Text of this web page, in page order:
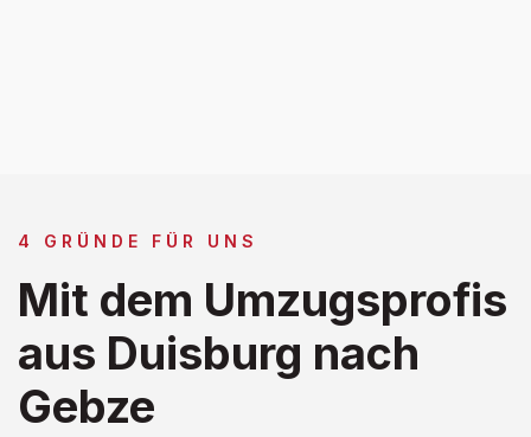
4 GRÜNDE FÜR UNS
Mit dem Umzugsprofis
aus Duisburg nach
Gebze